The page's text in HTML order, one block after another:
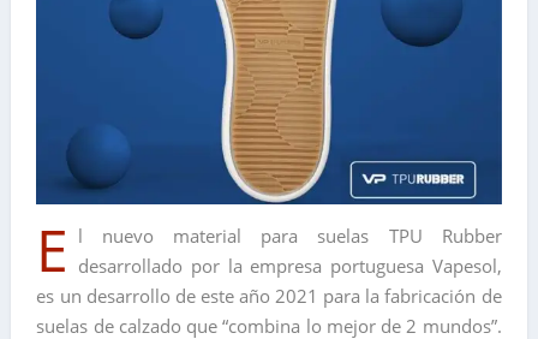
E l nuevo material para suelas TPU Rubber
desarrollado por la empresa portuguesa Vapesol,
es un desarrollo de este año 2021 para la fabricación de
suelas de calzado que “combina lo mejor de 2 mundos”.